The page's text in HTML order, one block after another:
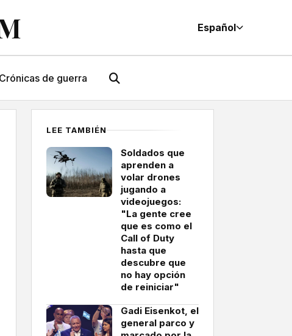
Español
Crónicas de guerra
LEE TAMBIÉN
Soldados que
aprenden a
volar drones
jugando a
videojuegos:
"La gente cree
que es como el
Call of Duty
hasta que
descubre que
no hay opción
de reiniciar"
Gadi Eisenkot, el
general parco y